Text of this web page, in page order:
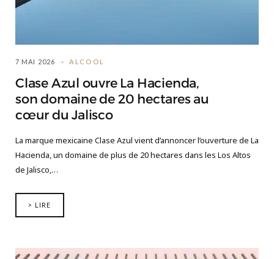
7 MAI 2026 ALCOOL
Clase Azul ouvre La Hacienda,
son domaine de 20 hectares au
cœur du Jalisco
La marque mexicaine Clase Azul vient d’annoncer l’ouverture de La
Hacienda, un domaine de plus de 20 hectares dans les Los Altos
de Jalisco,…
> LIRE